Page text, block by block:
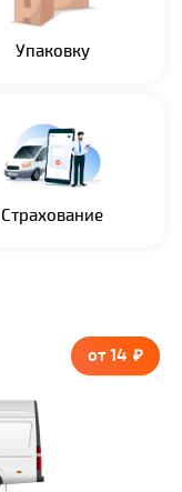
Упаковку
Страхование
от 14 ₽